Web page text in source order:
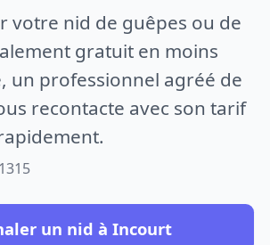
votre nid de guêpes ou de
gratuit en moins
un professionnel agréé de
recontacte avec son tarif
un nid à Incourt